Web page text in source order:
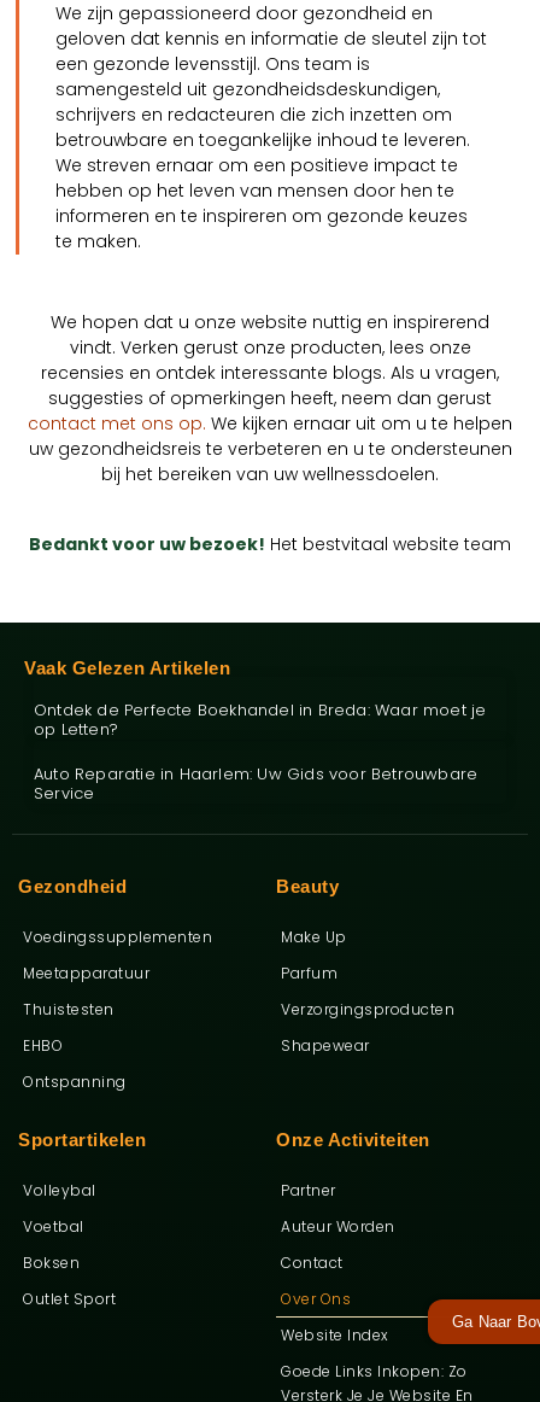
Ga Naar
We zijn gepassioneerd door gezondheid en
geloven dat kennis en informatie de sleutel zijn tot
een gezonde levensstijl. Ons team is
samengesteld uit gezondheidsdeskundigen,
schrijvers en redacteuren die zich inzetten om
betrouwbare en toegankelijke inhoud te leveren.
We streven ernaar om een positieve impact te
hebben op het leven van mensen door hen te
informeren en te inspireren om gezonde keuzes
te maken.
We hopen dat u onze website nuttig en inspirerend
vindt. Verken gerust onze producten, lees onze
recensies en ontdek interessante blogs. Als u vragen,
suggesties of opmerkingen heeft, neem dan gerust
contact met ons op. We kijken ernaar uit om u te helpen
uw gezondheidsreis te verbeteren en u te ondersteunen
bij het bereiken van uw wellnessdoelen.
Bedankt voor uw bezoek! Het bestvitaal website team
Onze Activiteiten
Partner
Auteur Worden
Contact
Over Ons
Website Index
Goede Links Inkopen: Zo
Versterk Je Je Website En
Sportartikelen
Volleybal
Voetbal
Boksen
Outlet Sport
Beauty
Make Up
Parfum
Verzorgingsproducten
Shapewear
Gezondheid
Voedingssupplementen
Meetapparatuur
Thuistesten
EHBO
Ontspanning
Vaak Gelezen Artikelen
Ontdek de Perfecte Boekhandel in Breda: Waar moet je
op Letten?
Auto Reparatie in Haarlem: Uw Gids voor Betrouwbare
Service